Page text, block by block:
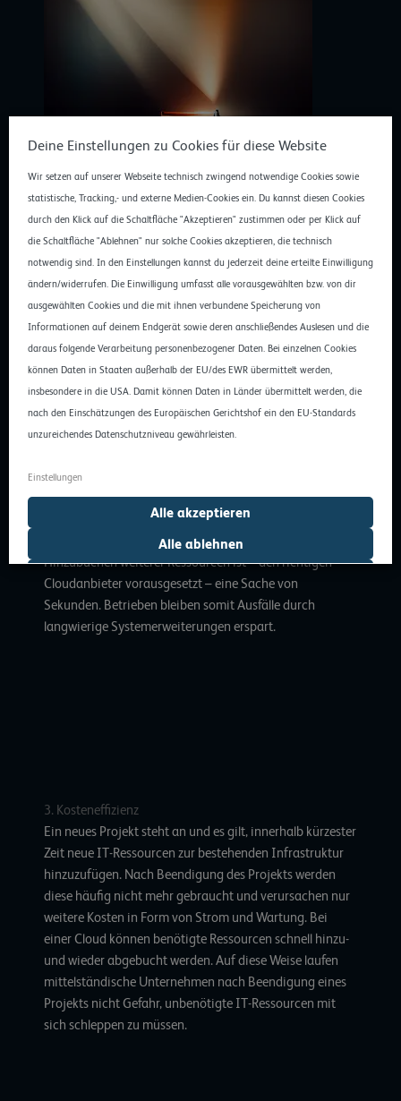
2. (Fast) endlose Skalierbarkeit für KMU
Wächst ein mittelständisches Unternehmen, müssen
auch die IT-Infrastrukturen, die es betreibt, mitwachsen.
Was für größere Betriebe kein Problem ist, kann für
kleinere zur Kostenfalle werden. Eine Erweiterung der
eigenen IT zieht immer Störungen im Betriebsablauf mit
sich, sobald Daten und Anwendungen auf die neue
Arbeitsalltag und sorgt für Umsatzeinbußen.
Nutzt ein mittelständisches Unternehmen eine oder
mehrere Clouds, fällt die Skalierung einfacher: Das
Hinzubuchen weiterer Ressourcen ist – den richtigen
Cloudanbieter vorausgesetzt – eine Sache von
Sekunden. Betrieben bleiben somit Ausfälle durch
langwierige Systemerweiterungen erspart.
3. Kosteneffizienz
Ein neues Projekt steht an und es gilt, innerhalb kürzester
Zeit neue IT-Ressourcen zur bestehenden Infrastruktur
hinzuzufügen. Nach Beendigung des Projekts werden
diese häufig nicht mehr gebraucht und verursachen nur
weitere Kosten in Form von Strom und Wartung. Bei
einer Cloud können benötigte Ressourcen schnell hinzu-
und wieder abgebucht werden. Auf diese Weise laufen
mittelständische Unternehmen nach Beendigung eines
Projekts nicht Gefahr, unbenötigte IT-Ressourcen mit
sich schleppen zu müssen.
Deine Einstellungen zu Cookies für diese Website
Wir setzen auf unserer Webseite technisch zwingend notwendige Cookies sowie
statistische, Tracking,- und externe Medien-Cookies ein. Du kannst diesen Cookies
durch den Klick auf die Schaltfläche "Akzeptieren" zustimmen oder per Klick auf
die Schaltfläche "Ablehnen" nur solche Cookies akzeptieren, die technisch
notwendig sind. In den Einstellungen kannst du jederzeit deine erteilte Einwilligung
ändern/widerrufen. Die Einwilligung umfasst alle vorausgewählten bzw. von dir
ausgewählten Cookies und die mit ihnen verbundene Speicherung von
Informationen auf deinem Endgerät sowie deren anschließendes Auslesen und die
daraus folgende Verarbeitung personenbezogener Daten. Bei einzelnen Cookies
können Daten in Staaten außerhalb der EU/des EWR übermittelt werden,
insbesondere in die USA. Damit können Daten in Länder übermittelt werden, die
nach den Einschätzungen des Europäischen Gerichtshof ein den EU-Standards
unzureichendes Datenschutzniveau gewährleisten.
Einstellungen
Auswahl erlauben
Alle ablehnen
Alle akzeptieren